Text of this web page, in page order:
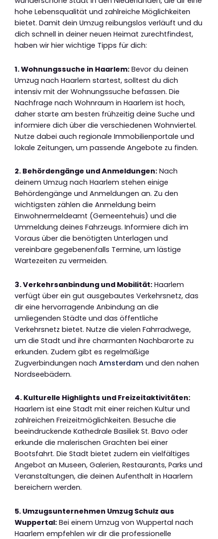
hohe Lebensqualität und zahlreiche Möglichkeiten
bietet. Damit dein Umzug reibungslos verläuft und du
dich schnell in deiner neuen Heimat zurechtfindest,
haben wir hier wichtige Tipps für dich:
1. Wohnungssuche in Haarlem: Bevor du deinen
Umzug nach Haarlem startest, solltest du dich
intensiv mit der Wohnungssuche befassen. Die
Nachfrage nach Wohnraum in Haarlem ist hoch,
daher starte am besten frühzeitig deine Suche und
informiere dich über die verschiedenen Wohnviertel.
Nutze dabei auch regionale Immobilienportale und
lokale Zeitungen, um passende Angebote zu finden.
2. Behördengänge und Anmeldungen: Nach
deinem Umzug nach Haarlem stehen einige
Behördengänge und Anmeldungen an. Zu den
wichtigsten zählen die Anmeldung beim
Einwohnermeldeamt (Gemeentehuis) und die
Ummeldung deines Fahrzeugs. Informiere dich im
Voraus über die benötigten Unterlagen und
vereinbare gegebenenfalls Termine, um lästige
Wartezeiten zu vermeiden.
3. Verkehrsanbindung und Mobilität: Haarlem
verfügt über ein gut ausgebautes Verkehrsnetz, das
dir eine hervorragende Anbindung an die
umliegenden Städte und das öffentliche
Verkehrsnetz bietet. Nutze die vielen Fahrradwege,
um die Stadt und ihre charmanten Nachbarorte zu
erkunden. Zudem gibt es regelmäßige
Zugverbindungen nach Amsterdam und den nahen
Nordseebädern.
4. Kulturelle Highlights und Freizeitaktivitäten:
Haarlem ist eine Stadt mit einer reichen Kultur und
zahlreichen Freizeitmöglichkeiten. Besuche die
beeindruckende Kathedrale Basiliek St. Bavo oder
erkunde die malerischen Grachten bei einer
Bootsfahrt. Die Stadt bietet zudem ein vielfältiges
Angebot an Museen, Galerien, Restaurants, Parks und
Veranstaltungen, die deinen Aufenthalt in Haarlem
bereichern werden.
5. Umzugsunternehmen Umzug Schulz aus
Wuppertal: Bei einem Umzug von Wuppertal nach
Haarlem empfehlen wir dir die professionelle